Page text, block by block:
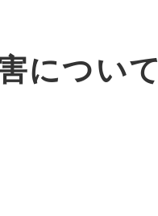
について